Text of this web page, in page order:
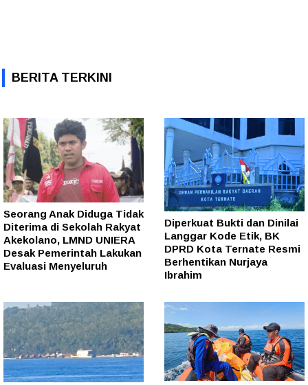
BERITA TERKINI
Seorang Anak Diduga Tidak
Diterima di Sekolah Rakyat
Akekolano, LMND UNIERA
Desak Pemerintah Lakukan
Evaluasi Menyeluruh
Diperkuat Bukti dan Dinilai
Langgar Kode Etik, BK
DPRD Kota Ternate Resmi
Berhentikan Nurjaya
Ibrahim